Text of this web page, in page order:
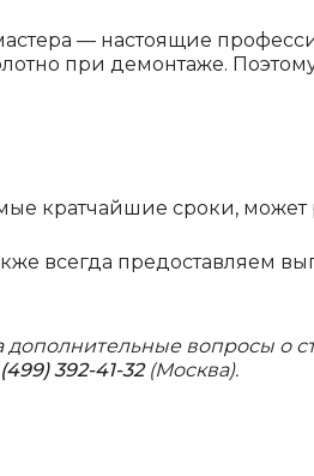
— настоящие
при демонтаже.
кратчайшие сроки, может
всегда предоставляем
вопросы о
392-41-32(Москва).